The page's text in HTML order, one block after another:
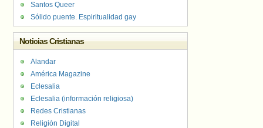
Santos Queer
Sólido puente. Espiritualidad gay
Noticias Cristianas
Alandar
América Magazine
Eclesalia
Eclesalia (información religiosa)
Redes Cristianas
Religión Digital